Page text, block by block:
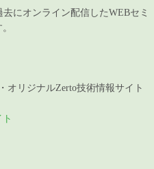
去にオンライン配信したWEBセミ
オリジナルZerto技術情報サイト